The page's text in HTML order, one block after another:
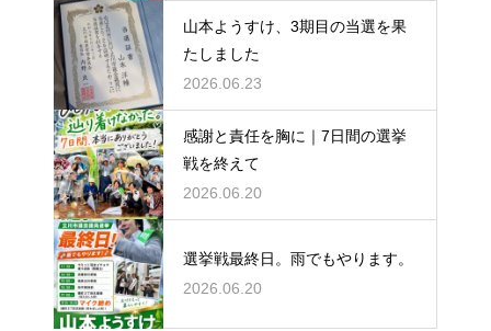
山本ようすけ、3期目の当選を果
たしました
2026.06.23
感謝と責任を胸に｜7日間の選挙
戦を終えて
2026.06.20
選挙戦最終日。雨でもやります。
2026.06.20